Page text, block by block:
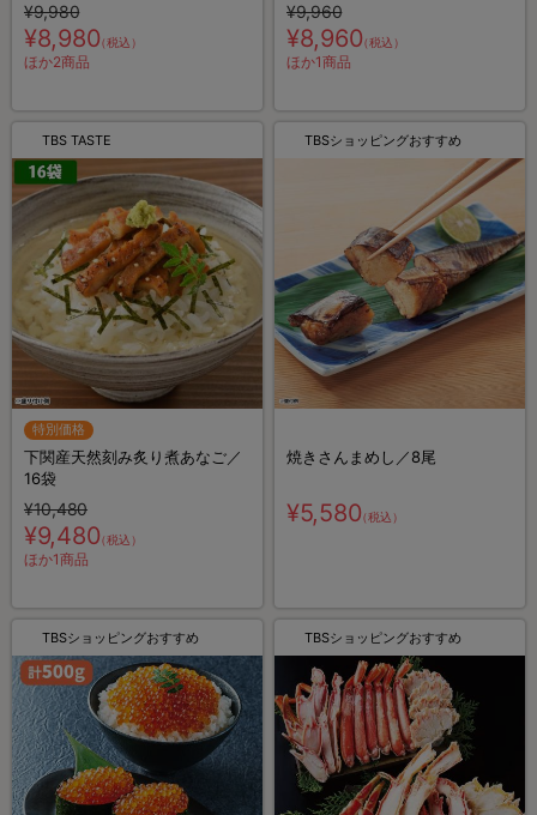
¥9,980
¥8,980（税込）
ほか2商品
¥9,960
¥8,960（税込）
ほか1商品
TBS TASTE
特別価格
下関産天然刻み炙り煮あなご／
16袋
¥10,480
¥9,480（税込）
ほか1商品
TBSショッピングおすすめ
焼きさんまめし／8尾
¥5,580（税込）
TBSショッピングおすすめ TBSショッピングおすすめ